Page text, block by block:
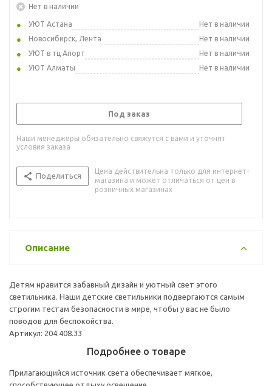
Нет в наличии
УЮТ Астана
Нет в наличии
Новосибирск, Лента
Нет в наличии
УЮТ в тц Апорт
Нет в наличии
УЮТ Алматы
Нет в наличии
Под заказ
Наши менеджеры обязательно свяжутся с вами и уточнят
условия заказа
Поделиться
Цена действительна только для интернет-
магазина и может отличаться от цен в
розничных магазинах
Описание
Детям нравится забавный дизайн и уютный свет этого
светильника. Наши детские светильники подвергаются самым
строгим тестам безопасности в мире, чтобы у вас не было
поводов для беспокойства.
Артикул: 204.408.33
Подробнее о товаре
Прилагающийся источник света обеспечивает мягкое,